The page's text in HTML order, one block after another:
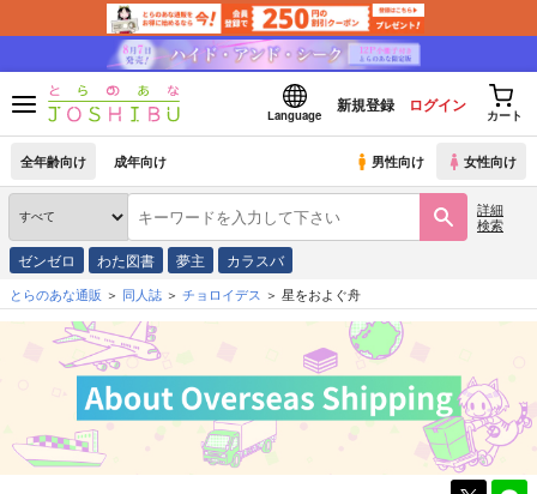
Language
新規登録 ログイン
カート
全年齢向け 成年向け 男性向け 女性向け
詳細
検索
ゼンゼロ わた図書 夢主 カラスバ
とらのあな通販 同人誌 チョロイデス 星をおよぐ舟